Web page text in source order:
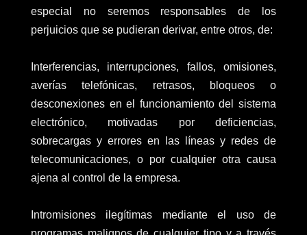
especial no seremos responsables de los
perjuicios que se pudieran derivar, entre otros, de:
Interferencias, interrupciones, fallos, omisiones,
averías telefónicas, retrasos, bloqueos o
desconexiones en el funcionamiento del sistema
electrónico, motivadas por deficiencias,
sobrecargas y errores en las líneas y redes de
telecomunicaciones, o por cualquier otra causa
ajena al control de la empresa.
Intromisiones ilegítimas mediante el uso de